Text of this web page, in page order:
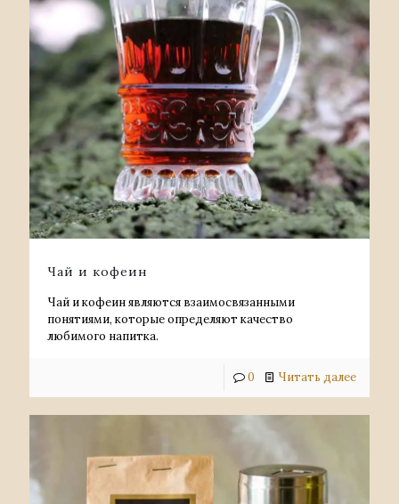
Чай и кофеин
Чай и кофеин являются взаимосвязанными
понятиями, которые определяют качество
любимого напитка.
0 Читать далее